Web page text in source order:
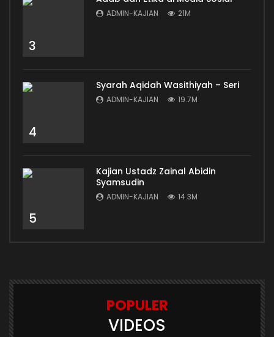
3
ADMIN-KAJIAN 21M
4
Syarah Aqidah Wasithiyah – Seri
ADMIN-KAJIAN 19.7M
5
Kajian Ustadz Zainal Abidin
Syamsudin
ADMIN-KAJIAN 14.3M
POPULER
VIDEOS